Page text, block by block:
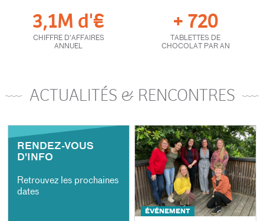
3,1M d'€
CHIFFRE D'AFFAIRES
ANNUEL
+ 720
TABLETTES DE
CHOCOLAT PAR AN
ACTUALITÉS & RENCONTRES
RENDEZ-VOUS
D'INFO
Retrouvez les prochaines
dates
ÉVÉNEMENT